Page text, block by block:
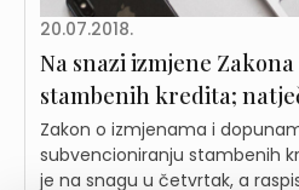
20.07.2018.
Na snazi izmjene
stambenih kredita;
Zakon o izmjenama i
subvencioniranju stambenih
je na snagu u četvrtak, a